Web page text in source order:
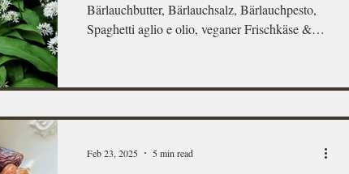
Bärlauchbutter, Bärlauchsalz, Bärlauchpesto,
Spaghetti aglio e olio, veganer Frischkäse &
Feb 23, 2025 5 min read